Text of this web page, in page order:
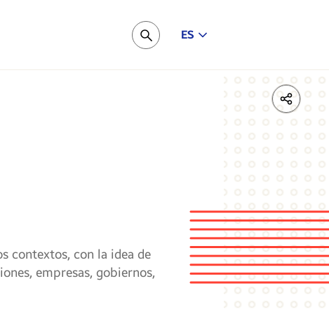
Pesquisar ES
LinkedIn
Share
contextos, con la idea de
empresas, gobiernos,